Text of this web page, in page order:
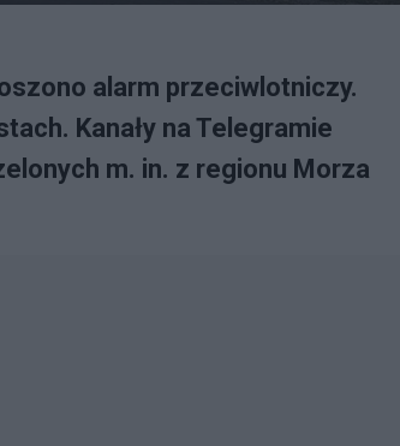
alarm przeciwlotniczy.
Kanały na Telegramie
m. in. z regionu Morza